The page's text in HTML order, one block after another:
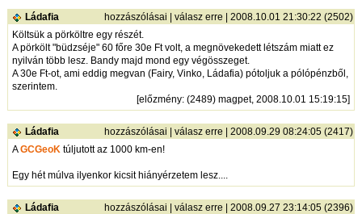
Ládafia hozzászólásai |válasz erre | 2008.10.01 21:30:22 (2502)
Költsük a pörköltre egy részét.
A pörkölt "büdzséje" 60 főre 30e Ft volt, a megnövekedett létszám miatt ez
nyilván több lesz. Bandy majd mond egy végösszeget.
A 30e Ft-ot, ami eddig megvan (Fairy, Vinko, Ládafia) pótoljuk a pólópénzből,
szerintem.
[előzmény: (2489) magpet, 2008.10.01 15:19:15]
Ládafia hozzászólásai |válasz erre | 2008.09.29 08:24:05 (2417)
AGCGeoK túljutott az 1000 km-en!
Egy hét múlva ilyenkor kicsit hiányérzetem lesz....
Ládafia hozzászólásai |válasz erre | 2008.09.27 23:14:05 (2396)